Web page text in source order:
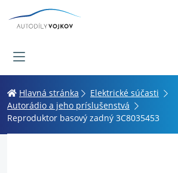
Hlavná stránka
Elektrické súčasti
Autorádio a jeho príslušenstvá
Reproduktor basový zadný 3C8035453